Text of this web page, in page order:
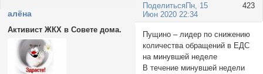
Поделиться 423
Пн, 15
Июн 2020 22:34
алёна
Активист ЖКХ в Совете дома.
Пущино – лидер по снижению
количества обращений в ЕДС
на минувшей неделе
В течение минувшей недели